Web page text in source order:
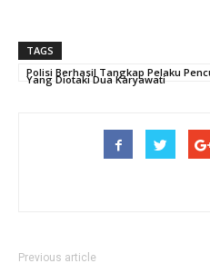
TAGS
Polisi Berhasil Tangkap Pelaku
Yang Diotaki Dua Karyawati
Previous article